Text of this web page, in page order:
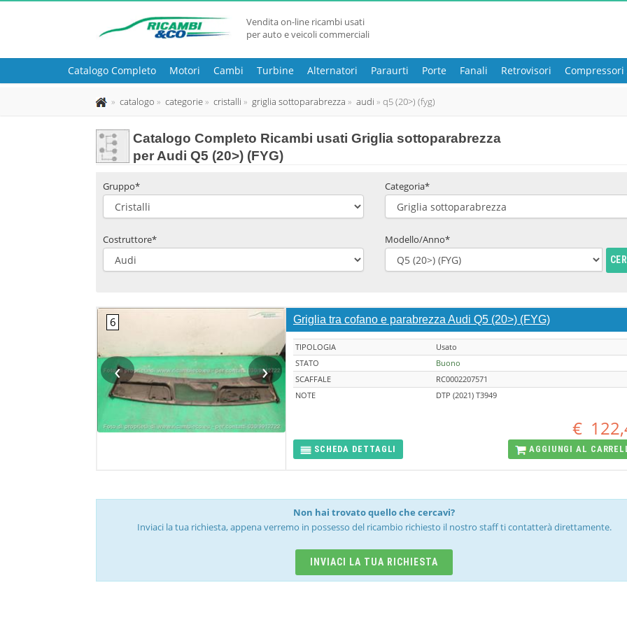
Vendita on-line ricambi usati
per auto e veicoli commerciali
Catalogo Completo Motori Cambi Turbine Alternatori Paraurti Porte Fanali Retrovisori Compressori
catalogo categorie cristalli griglia sottoparabrezza audi q5 (20>) (fyg)
Catalogo Completo Ricambi usati Griglia sottoparabrezza
per Audi Q5 (20>) (FYG)
Gruppo* Categoria*
Costruttore* Modello/Anno*
‹ ›
Griglia tra cofano e parabrezza Audi Q5 (20>) (FYG)
TIPOLOGIA
Usato
STATO
Buono
SCAFFALE
RC0002207571
NOTE
DTP (2021) T3949
€
SCHEDA DETTAGLI AGGIUNGI AL
Non hai trovato quello che cercavi?
Inviaci la tua richiesta, appena verremo in possesso del ricambio richiesto il nostro staff ti contatterà direttamente.
INVIACI LA TUA RICHIESTA